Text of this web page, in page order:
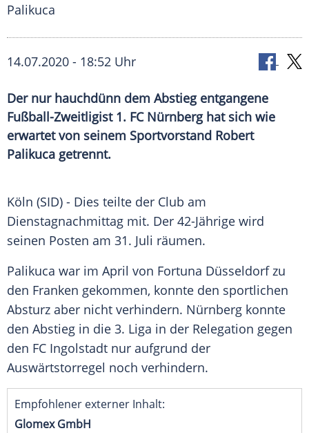
Palikuca
14.07.2020 - 18:52 Uhr
Der nur hauchdünn dem Abstieg entgangene
Fußball-Zweitligist 1. FC Nürnberg hat sich wie
erwartet von seinem Sportvorstand Robert
Palikuca getrennt.
Köln (SID) - Dies teilte der Club am
Dienstagnachmittag mit. Der 42-Jährige wird
seinen Posten am 31. Juli räumen.
Palikuca war im April von Fortuna Düsseldorfzu
den Franken gekommen, konnte den sportlichen
Absturz aber nicht verhindern. Nürnberg konnte
den Abstieg in die 3. Liga in der Relegation gegen
den FC Ingolstadt nur aufgrund der
Auswärtstorregel noch verhindern.
Empfohlener externer Inhalt:
Glomex GmbH